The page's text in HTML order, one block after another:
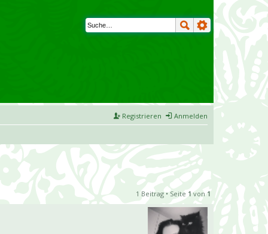
Anmelden
Registrieren
1 Beitrag • Seite 1 von 1